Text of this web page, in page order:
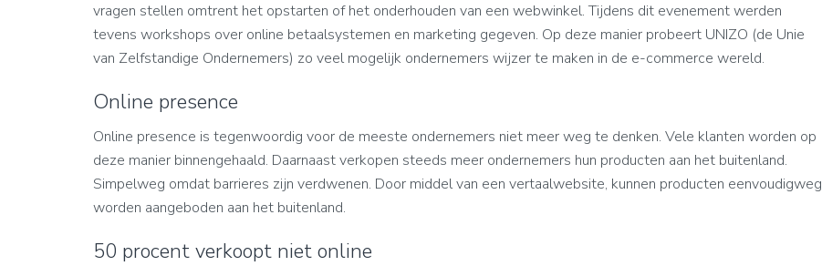
vragen stellen omtrent het opstarten of het onderhouden van een webwinkel. Tijdens dit evenement werden
tevens workshops over online betaalsystemen en marketing gegeven. Op deze manier probeert UNIZO (de Unie
van Zelfstandige Ondernemers) zo veel mogelijk ondernemers wijzer te maken in de e-commerce wereld.
Online presence
Online presence is tegenwoordig voor de meeste ondernemers niet meer weg te denken. Vele klanten worden op
deze manier binnengehaald. Daarnaast verkopen steeds meer ondernemers hun producten aan het buitenland.
Simpelweg omdat barrieres zijn verdwenen. Door middel van een vertaalwebsite, kunnen producten eenvoudigweg
worden aangeboden aan het buitenland.
50 procent verkoopt niet online